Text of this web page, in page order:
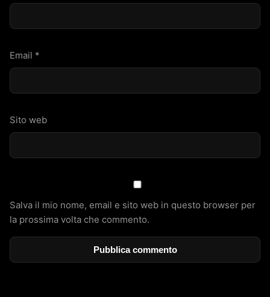
Email *
Sito web
Salva il mio nome, email e sito web in questo browser per
la prossima volta che commento.